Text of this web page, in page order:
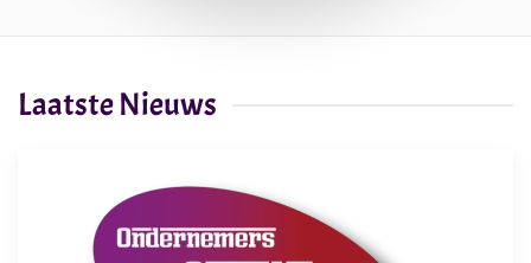
Laatste Nieuws